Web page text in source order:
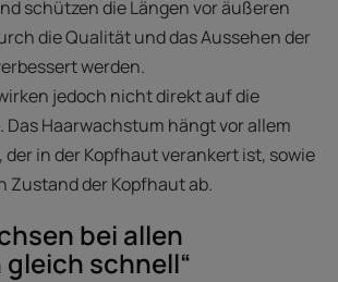
schützen die Längen vor äußeren
die Qualität und das Aussehen der
werden.
jedoch nicht direkt auf die
Haarwachstum hängt vor allem
der in der Kopfhaut verankert ist, sowie
Zustand der Kopfhaut ab.
bei allen
schnell“